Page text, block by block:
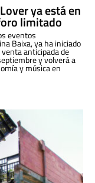
ya está en
limitado
eventos
Baixa, ya ha iniciado
anticipada de
y volverá a
y música en